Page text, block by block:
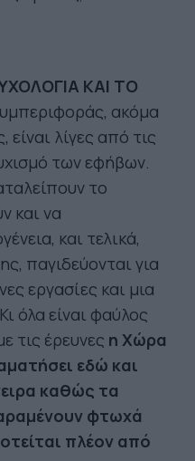
ΚΑΙ ΤΟ
ακόμα
είναι λίγες από τις
των εφήβων.
το
και να
και τελικά,
παγιδεύονται για
εργασίες και μια
όλα είναι φαύλος
τις έρευνες η Χώρα
εδώ και
καθώς τα
φτωχά
πλέον από